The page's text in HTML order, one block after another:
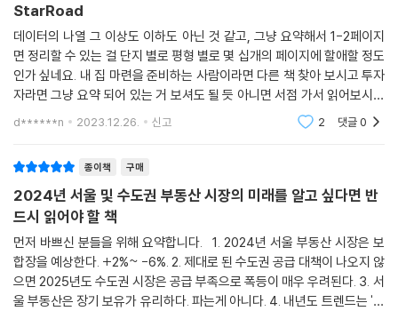
이 높다.
---「Part4. 「8개 대장 단지 상세 리포트」」중에서
2025년 이후의 저조한 신규 아파트 공급은 2010년대 중후반의 부동산 시
장 상황을 재현하며 집값이 상승할 가능성이 크다. 2024년은 가격 정체
혹은 일부 하락이 이루어지더라도 본인이 실거주자라고 하면 이후 상황을
의 전세가격 대폭락은 기억에서 지워야 한다. 전세가격은 항상 인플레이션
만큼(혹은 그 이상) 상승해왔다. 따라서 인플레이션만큼 전세가격 상승 압
력이 존재하는 상황에 신규 주택 물량이 없어진다면, 투자자는 그 상황이
오기 전에 매수 여부를 판단해야 할 것이다. 위험추구형 투자자는 불확실
성의 시기에 위험을 감수하고 투자하는 경향이 있는 만큼, 지금도 매수에
들어갈 수 있을 것이다. 반면 위험회피형 투자자는 불확실한 상황이 걷히
는 2025년에 시장 참여를 고민할 것이다.
StarRoad
데이터의 나열 그 이상도 이하도 아닌 것 같고, 그냥 요약해서 1-2페이지
면 정리할 수 있는 걸 단지 별로 평형 별로 몇 십개의 페이지에 할애할 정도
인가 싶네요. 내 집 마련을 준비하는 사람이라면 다른 책 찾아 보시고 투자
자라면 그냥 요약 되어 있는 거 보셔도 될 듯 아니면 서점 가서 읽어보시는
게 나을 듯... 사서 읽을 정도는 아닌 거 같음 핫플레이스로 신촌 이야기 하
d******n 2023.12.26. 신고 2 댓글0
종이책 구매
2024년 서울 및 수도권 부동산 시장의 미래를 알고 싶다면 반
드시 읽어야 할 책
먼저 바쁘신 분들을 위해 요약합니다. 1. 2024년 서울 부동산 시장은 보
합장을 예상한다. +2%~ -6%. 2. 제대로 된 수도권 공급 대책이 나오지 않
으면 2025년도 수도권 시장은 공급 부족으로 폭등이 매우 우려된다. 3. 서
울 부동산은 장기 보유가 유리하다. 파는게 아니다. 4. 내년도 트렌드는 '신